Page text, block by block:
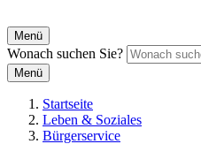
Menü
Wonach suchen Sie?
Menü
Startseite
Leben & Soziales
Bürgerservice